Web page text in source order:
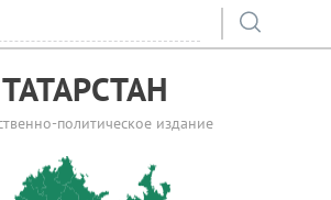
ТАТАРСТАН
политическое издание